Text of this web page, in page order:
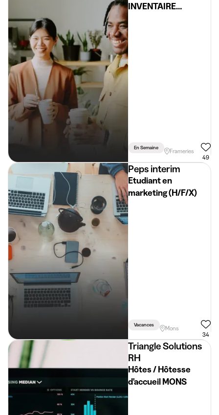
INVENTAIRE
DE MONS
En Semaine
Frameries
49
Peps interim
Etudiant en
marketing (H/F/X)
Vacances
Mons
34
Triangle Solutions
RH
Hôtes / Hôtesse
d'accueil MONS